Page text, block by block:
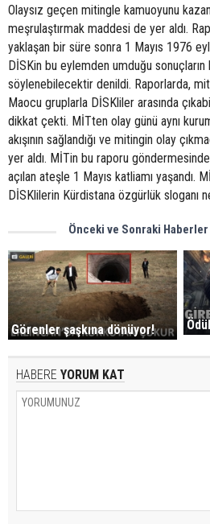
Olaysız geçen mitingle kamuoyunu
meşrulaştırmak maddesi de yer aldı.
yaklaşan bir süre sonra 1 Mayıs 1976
DİSKin bu eylemden umduğu
söylenebilecektir denildi. Raporlarda,
Maocu gruplarla DİSKliler arasında
dikkat çekti. MİTten olay günü aynı
akışının sağlandığı ve mitingin olay
yer aldı. MİTin bu raporu
açılan ateşle 1 Mayıs katliamı yaşandı.
DİSKlilerin Kürdistana özgürlük sloganı
Önceki ve Sonraki Haberler
Görenler şaşkına dönüyor!
HABERE YORUM KAT